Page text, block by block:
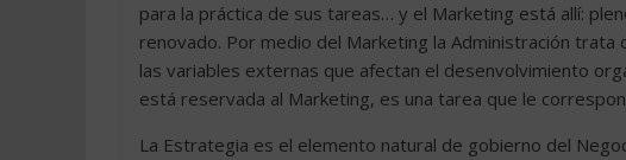
para la práctica de sus tareas… y el Marketing está allí:
renovado. Por medio del Marketing la Administración
las variables externas que afectan el desenvolvimiento
está reservada al Marketing, es una tarea que le
La Estrategia es el elemento natural de gobierno del